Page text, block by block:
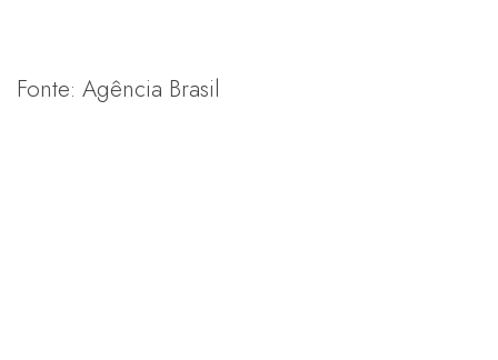
Fonte: Agência Brasil